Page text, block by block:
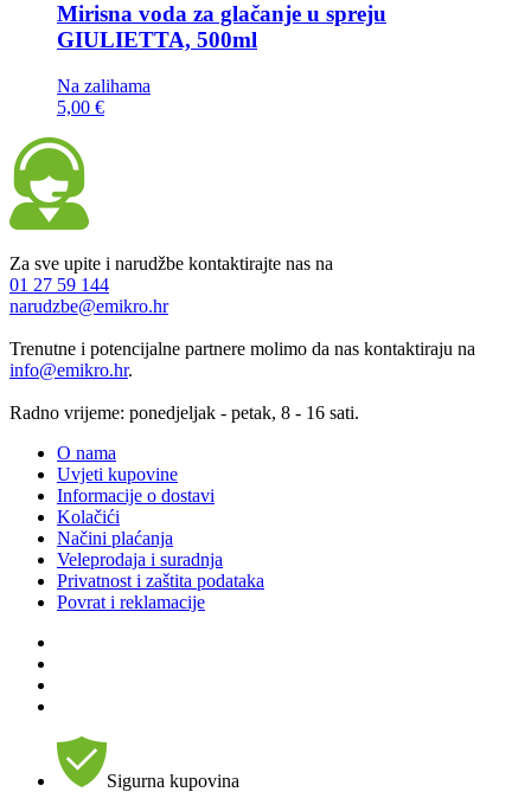
Mirisna voda za glačanje u spreju
GIULIETTA, 500ml
Na zalihama
5,00 €
Za sve upite i narudžbe kontaktirajte nas na
01 27 59 144
narudzbe@emikro.hr
Trenutne i potencijalne partnere molimo da nas kontaktiraju na
info@emikro.hr.
Radno vrijeme: ponedjeljak - petak, 8 - 16 sati.
O nama
Uvjeti kupovine
Informacije o dostavi
Kolačići
Načini plaćanja
Veleprodaja i suradnja
Privatnost i zaštita podataka
Povrat i reklamacije
Sigurna kupovina